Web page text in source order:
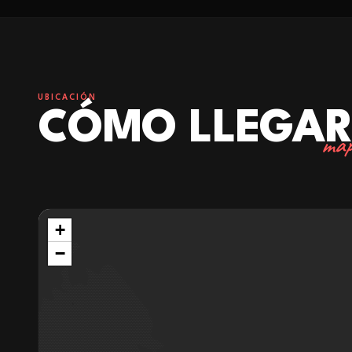
UBICACIÓN
CÓMO LLEGAR
+
−